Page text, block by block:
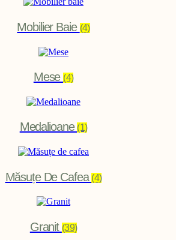
Mobilier Baie (4)
Mese(4)
Medalioane(1)
Măsuțe De Cafea(4)
Granit (39)